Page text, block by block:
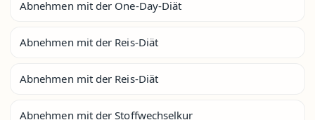
Abnehmen mit der One-Day-Diät
Abnehmen mit der Reis-Diät
Abnehmen mit der Reis-Diät
Abnehmen mit der Stoffwechselkur